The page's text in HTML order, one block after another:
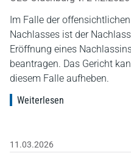
Im Falle der
Nachlasses ist der
Eröffnung eines
beantragen. Das Gericht
diesem Falle aufheben.
Weiterlesen
11.03.2026